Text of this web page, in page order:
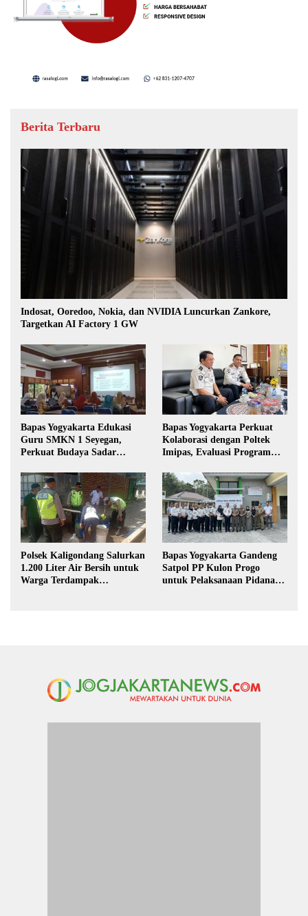
Berita Terbaru
Indosat, Ooredoo, Nokia, dan NVIDIA Luncurkan Zankore,
Targetkan AI Factory 1 GW
Bapas Yogyakarta Edukasi
Guru SMKN 1 Seyegan,
Perkuat Budaya Sadar
Bapas Yogyakarta Perkuat
Kolaborasi dengan Poltek
Imipas, Evaluasi Program
Polsek Kaligondang Salurkan
1.200 Liter Air Bersih untuk
Warga Terdampak
Bapas Yogyakarta Gandeng
Satpol PP Kulon Progo
untuk Pelaksanaan Pidana